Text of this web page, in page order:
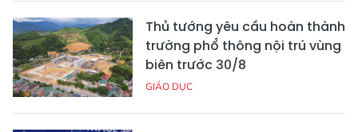
Thủ tướng yêu cầu hoàn thành
trường phổ thông nội trú vùng
biên trước 30/8
GIÁO DỤC